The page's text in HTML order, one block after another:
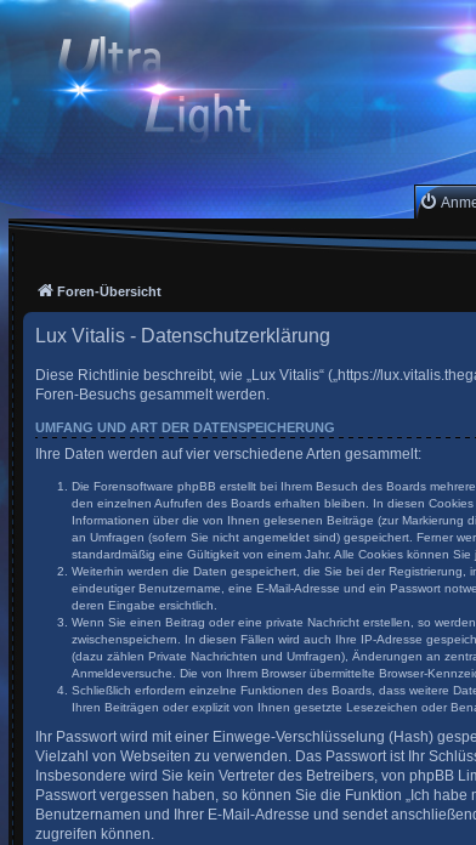
Foren-Übersicht
Lux Vitalis - Datenschutzerklärung
Diese Richtlinie beschreibt, wie „Lux Vitalis“ („https://
Foren-Besuchs gesammelt werden.
UMFANG UND ART DER DATENSPEICHERUNG
Ihre Daten werden auf vier verschiedene Arten gesammelt:
Die Forensoftware phpBB erstellt bei Ihrem Besuch des Boards
den einzelnen Aufrufen des Boards erhalten bleiben. In diesen
Informationen über die von Ihnen gelesenen Beiträge (zur Markierung
an Umfragen (sofern Sie nicht angemeldet sind) gespeichert. Ferner
standardmäßig eine Gültigkeit von einem Jahr. Alle Cookies können
Weiterhin werden die Daten gespeichert, die Sie bei der
eindeutiger Benutzername, eine E-Mail-Adresse und ein Passwort
deren Eingabe ersichtlich.
Wenn Sie einen Beitrag oder eine private Nachricht erstellen, so
zwischenspeichern. In diesen Fällen wird auch Ihre IP-Adresse
(dazu zählen Private Nachrichten und Umfragen), Änderungen an
Anmeldeversuche. Die von Ihrem Browser übermittelte Browser-
Schließlich erfordern einzelne Funktionen des Boards, dass weitere
Ihren Beiträgen oder explizit von Ihnen gesetzte Lesezeichen oder
Ihr Passwort wird mit einer Einwege-Verschlüsselung (Hash)
Vielzahl von Webseiten zu verwenden. Das Passwort ist Ihr
Insbesondere wird Sie kein Vertreter des Betreibers, von phpBB
Passwort vergessen haben, so können Sie die Funktion „Ich
Benutzernamen und Ihrer E-Mail-Adresse und sendet
zugreifen können.